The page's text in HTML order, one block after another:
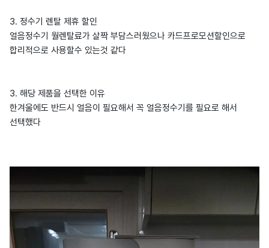
3. 정수기 렌탈 제휴 할인
얼음정수기 월렌탈료가 살짝 부담스러웠으나 카드프로모션할인으로
합리적으로 사용할수 있는것 같다
3. 해당 제품을 선택한 이유
한겨울에도 반드시 얼음이 필요해서 꼭 얼음정수기를 필요로 해서
선택했다